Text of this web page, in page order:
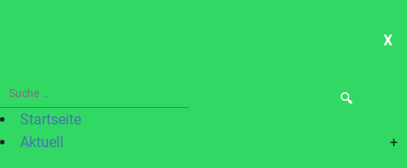
X
Suche
nach:Startseite
Aktuell
+